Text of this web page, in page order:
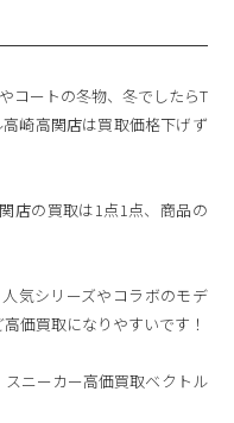
コートの冬物、冬でしたらT
崎高関店は買取価格下げず
店の買取は1点1点、商品の
気シリーズやコラボのモデ
価買取になりやすいです！
ニーカー高価買取ベクトル